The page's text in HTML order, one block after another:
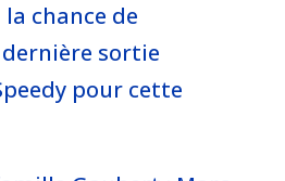
chance de
sortie
pour cette